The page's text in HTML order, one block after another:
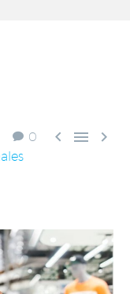
0   